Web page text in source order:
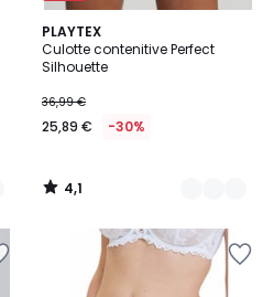
PLAYTEX
Culotte contenitive Perfect
Silhouette
36,99 €
25,89 € -30%
4,1
/ 5
3
Colori
4,1
/